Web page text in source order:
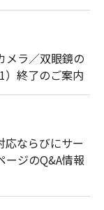
メラ／双眼鏡の
）終了のご案内
応ならびにサー
ージのQ&A情報